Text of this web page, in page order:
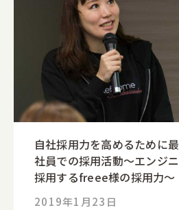
自社採用力を高めるために
社員での採用活動〜エンジ
採用するfreee様の採用力〜
2019年1月23日